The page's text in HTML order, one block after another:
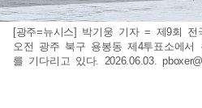
[광주=뉴시스] 박기웅 기자 = 제9회 전
오전 광주 북구 용봉동 제4투표소에서
를 기다리고 있다. 2026.06.03.